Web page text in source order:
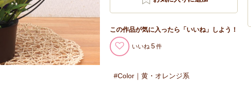
この作品が気に入ったら「いいね」しよう！
いいね 5
Color｜黄・オレンジ系